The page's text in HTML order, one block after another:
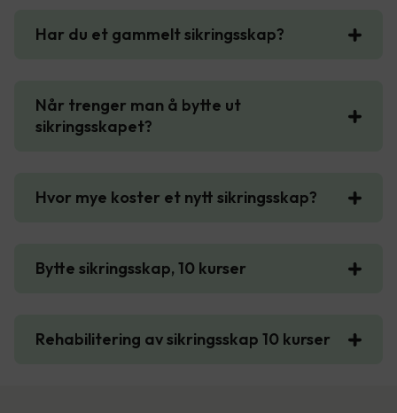
Har du et gammelt sikringsskap?
Når trenger man å bytte ut
sikringsskapet?
Hvor mye koster et nytt sikringsskap?
Bytte sikringsskap, 10 kurser
Rehabilitering av sikringsskap 10 kurser